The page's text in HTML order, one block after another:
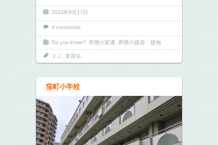
2015年8月17日
4 comments
Do you know? 界隈の変遷 界隈の建築・建物
ドミ 茗荷谷
窪町小学校